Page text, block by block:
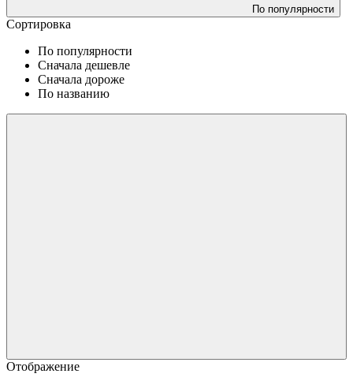
По популярности
Сортировка
По популярности
Сначала дешевле
Сначала дороже
По названию
Отображение